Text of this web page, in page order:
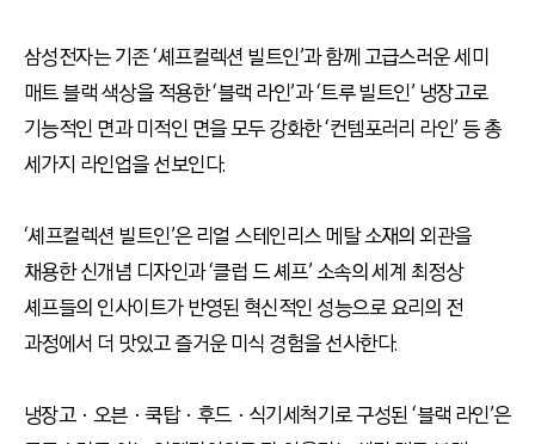
삼성전자는 기존 ‘셰프컬렉션 빌트인’과 함께 고급스러운 세미
매트 블랙 색상을 적용한 ‘블랙 라인’과 ‘트루 빌트인’ 냉장고로
기능적인 면과 미적인 면을 모두 강화한 ‘컨템포러리 라인’ 등 총
세가지 라인업을 선보인다.
‘셰프컬렉션 빌트인’은 리얼 스테인리스 메탈 소재의 외관을
채용한 신개념 디자인과 ‘클럽 드 셰프’ 소속의 세계 최정상
셰프들의 인사이트가 반영된 혁신적인 성능으로 요리의 전
과정에서 더 맛있고 즐거운 미식 경험을 선사한다.
냉장고ㆍ오븐ㆍ쿡탑ㆍ후드ㆍ식기세척기로 구성된 ‘블랙 라인’은